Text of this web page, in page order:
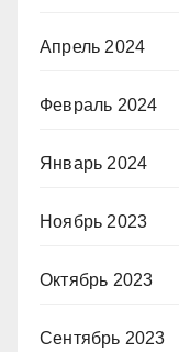
Апрель 2024
Февраль 2024
Январь 2024
Ноябрь 2023
Октябрь 2023
Сентябрь 2023